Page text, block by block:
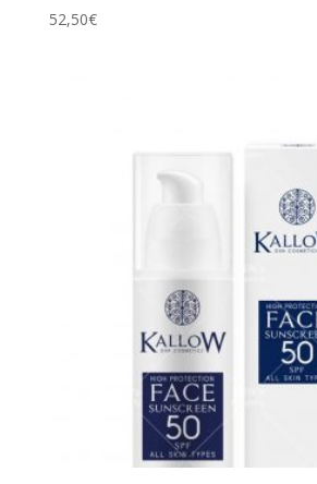
52,50€